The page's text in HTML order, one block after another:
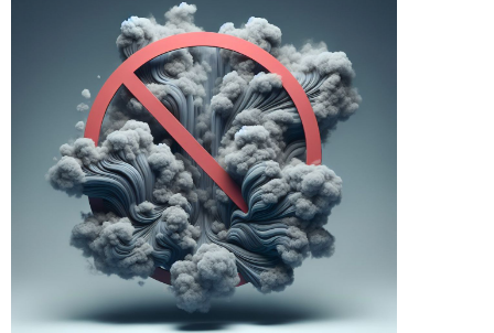
Телефон редакции:+7 495 727-01-67
Электронные почты редакции:
Информационный отдел
info@business-magazine.online
Отдел рекламы
reklama@business-magazine.online
Отдел распространения/редакционная подписка
podpiska@business-magazine.online
Отдел по работе с партнерами
partner@business-magazine.online